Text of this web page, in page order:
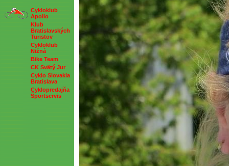
Cykloklub
Apollo
Klub
Bratislavských
Turistov
Cykloklub
Nižná
Bike Team
CK Svätý Jur
Cyklo Slovakia
Bratislava
Cyklopredajňa
Športservis